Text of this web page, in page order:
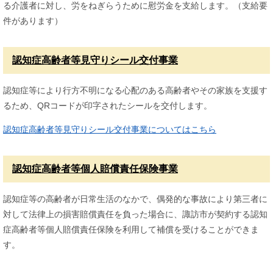
る介護者に対し、労をねぎらうために慰労金を支給します。（支給要
件があります）
認知症高齢者等見守りシール交付事業
認知症等により行方不明になる心配のある高齢者やその家族を支援す
るため、QRコードが印字されたシールを交付します。
認知症高齢者等見守りシール交付事業についてはこちら
認知症高齢者等個人賠償責任保険事業
認知症等の高齢者が日常生活のなかで、偶発的な事故により第三者に
対して法律上の損害賠償責任を負った場合に、諏訪市が契約する認知
症高齢者等個人賠償責任保険を利用して補償を受けることができま
す。